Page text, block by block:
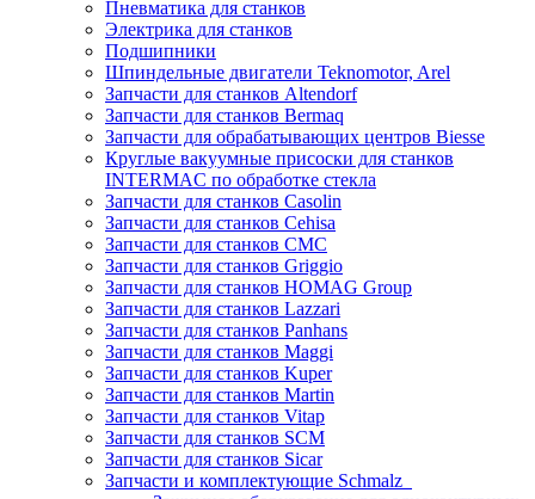
Пневматика для станков
Электрика для станков
Подшипники
Шпиндельные двигатели Teknomotor, Arel
Запчасти для станков Altendorf
Запчасти для станков Bermaq
Запчасти для обрабатывающих центров Biesse
Круглые вакуумные присоски для станков
INTERMAC по обработке стекла
Запчасти для станков Casolin
Запчасти для станков Cehisa
Запчасти для станков CMC
Запчасти для станков Griggio
Запчасти для станков HOMAG Group
Запчасти для станков Lazzari
Запчасти для станков Panhans
Запчасти для станков Maggi
Запчасти для станков Kuper
Запчасти для станков Martin
Запчасти для станков Vitap
Запчасти для станков SCM
Запчасти для станков Sicar
Запчасти и комплектующие Schmalz